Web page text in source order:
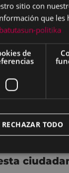
climático,
a unos
una auditoría
bonos
de consumo
y material
iniciativa de la
con
su
sitio con
que
politika
de
RECHAZAR TODO